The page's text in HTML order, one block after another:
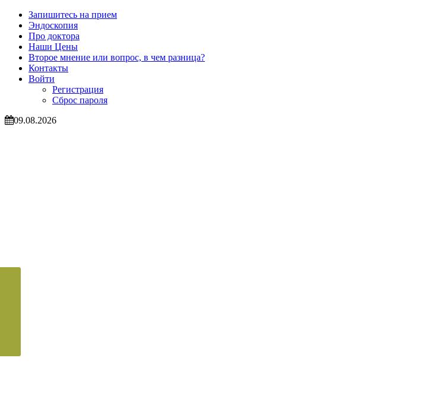
Запишитесь на прием
Эндоскопия
Про доктора
Наши Цены
Второе мнение или вопрос, в чем разница?
Контакты
Войти
Регистрация
Сброс пароля
09.08.2026